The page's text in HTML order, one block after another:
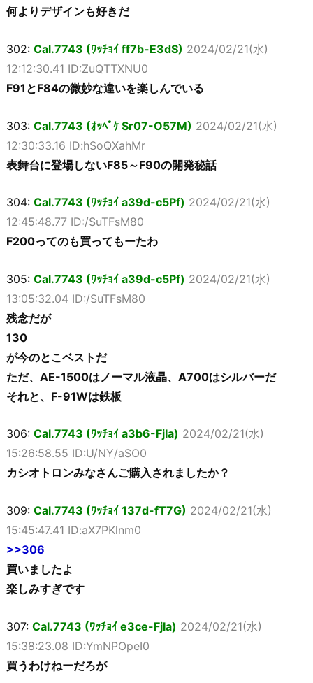
何よりデザインも好きだ
302: Cal.7743 (ﾜｯﾁｮｲ ff7b-E3dS) 2024/02/21(水)
12:12:30.41 ID:ZuQTTXNU0
F91とF84の微妙な違いを楽しんでいる
303: Cal.7743 (ｵｯﾍﾟｹ Sr07-O57M) 2024/02/21(水)
12:30:33.16 ID:hSoQXahMr
表舞台に登場しないF85～F90の開発秘話
304: Cal.7743 (ﾜｯﾁｮｲ a39d-c5Pf) 2024/02/21(水)
12:45:48.77 ID:/SuTFsM80
F200ってのも買ってもーたわ
305: Cal.7743 (ﾜｯﾁｮｲ a39d-c5Pf) 2024/02/21(水)
13:05:32.04 ID:/SuTFsM80
残念だが
130
が今のとこベストだ
ただ、AE-1500はノーマル液晶、A700はシルバーだ
それと、F-91Wは鉄板
306: Cal.7743 (ﾜｯﾁｮｲ a3b6-FjIa) 2024/02/21(水)
15:26:58.55 ID:U/NY/aSO0
カシオトロンみなさんご購入されましたか？
309: Cal.7743 (ﾜｯﾁｮｲ 137d-fT7G) 2024/02/21(水)
15:45:47.41 ID:aX7PKlnm0
>>306
買いましたよ
楽しみすぎです
307: Cal.7743 (ﾜｯﾁｮｲ e3ce-FjIa) 2024/02/21(水)
15:38:23.08 ID:YmNPOpeI0
買うわけねーだろが